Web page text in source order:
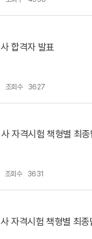
합격자 발표
조회수 3627
자격시험 책형별 최종
조회수 3631
자격시험 책형별 최종